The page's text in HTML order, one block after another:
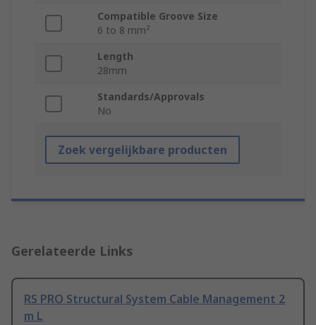
Compatible Groove Size
6 to 8 mm²
Length
28mm
Standards/Approvals
No
Zoek vergelijkbare producten
Gerelateerde Links
RS PRO Structural System Cable Management 2
m L